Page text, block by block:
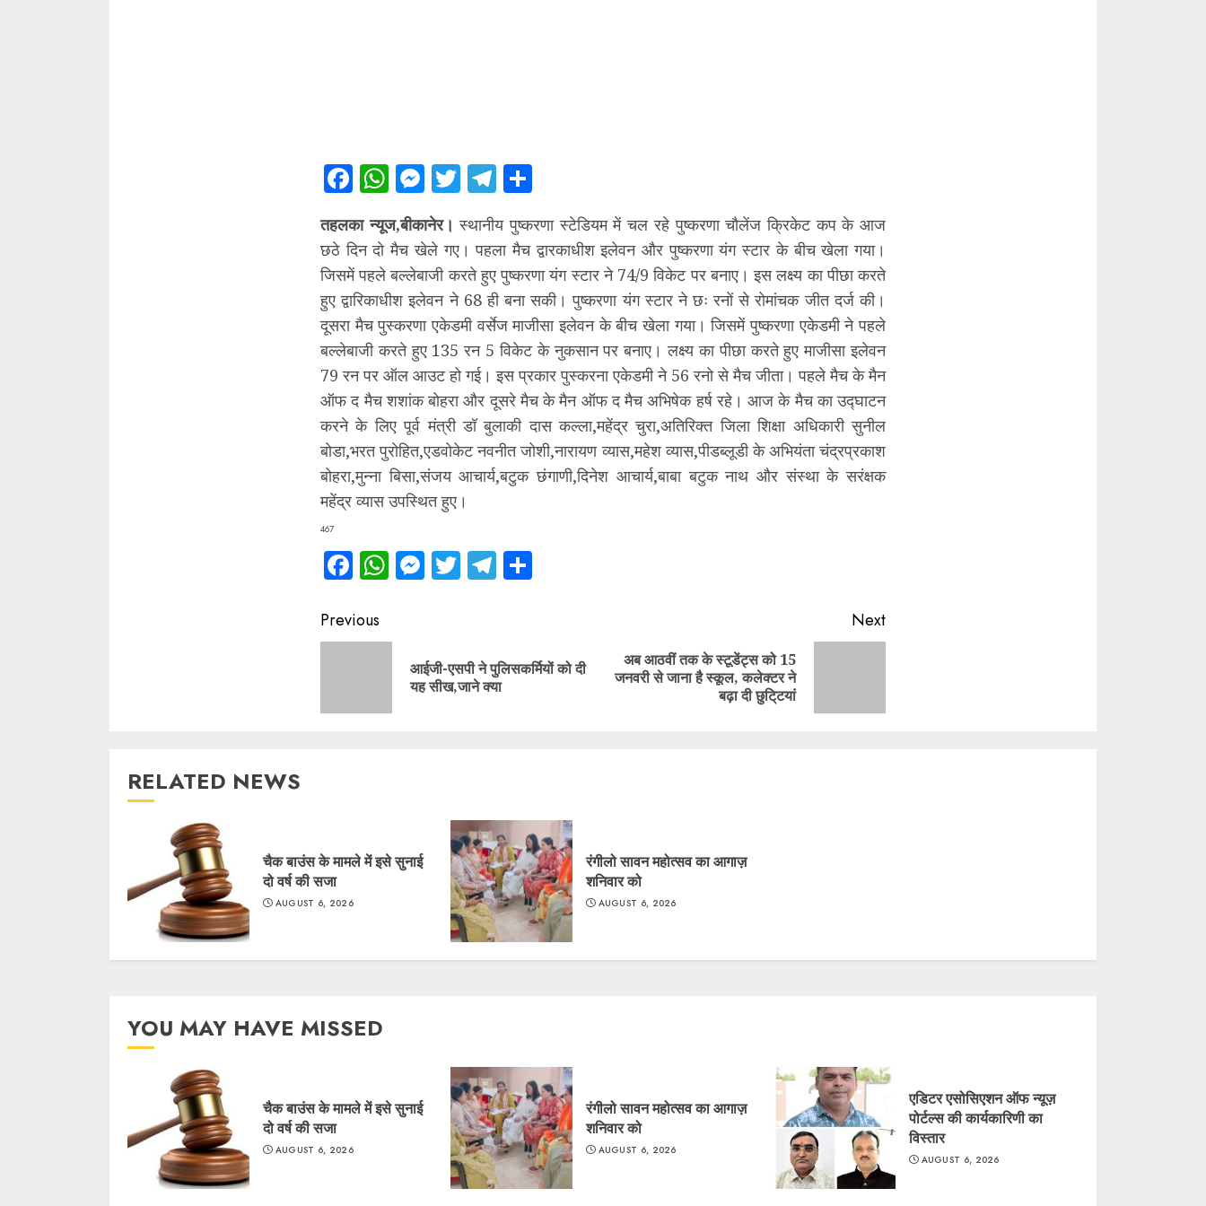
Facebook
WhatsApp
Messenger
TwitterTelegram
तहलका न्यूज,बीकानेर। स्थानीय पुष्करणा स्टेडियम में चल रहे पुष्करणा चौलेंज क्रिकेट कप के आज
छठे दिन दो मैच खेले गए। पहला मैच द्वारकाधीश इलेवन और पुष्करणा यंग स्टार के बीच खेला गया।
जिसमें पहले बल्लेबाजी करते हुए पुष्करणा यंग स्टार ने 74/9 विकेट पर बनाए। इस लक्ष्य का पीछा करते
हुए द्वारिकाधीश इलेवन ने 68 ही बना सकी। पुष्करणा यंग स्टार ने छः रनों से रोमांचक जीत दर्ज की।
दूसरा मैच पुस्करणा एकेडमी वर्सेज माजीसा इलेवन के बीच खेला गया। जिसमें पुष्करणा एकेडमी ने पहले
बल्लेबाजी करते हुए 135 रन 5 विकेट के नुकसान पर बनाए। लक्ष्य का पीछा करते हुए माजीसा इलेवन
79 रन पर ऑल आउट हो गई। इस प्रकार पुस्करना एकेडमी ने 56 रनो से मैच जीता। पहले मैच के मैन
ऑफ द मैच शशांक बोहरा और दूसरे मैच के मैन ऑफ द मैच अभिषेक हर्ष रहे। आज के मैच का उद्घाटन
करने के लिए पूर्व मंत्री डॉ बुलाकी दास कल्ला,महेंद्र चुरा,अतिरिक्त जिला शिक्षा अधिकारी सुनील
बोडा,भरत पुरोहित,एडवोकेट नवनीत जोशी,नारायण व्यास,महेश व्यास,पीडब्लूडी के अभियंता चंद्रप्रकाश
बोहरा,मुन्ना बिसा,संजय आचार्य,बटुक छंगाणी,दिनेश आचार्य,बाबा बटुक नाथ और संस्था के सरंक्षक
महेंद्र व्यास उपस्थित हुए।
467
Facebook
WhatsApp
Messenger
TwitterTelegram
Continue
Reading
Previous
Previous
आईजी-एसपी ने पुलिसकर्मियों को दी
यह सीख,जाने क्या
Next
Next
अब आठवीं तक के स्टूडेंट्स को 15
जनवरी से जाना है स्कूल, कलेक्टर ने
बढ़ा दी छुटि्टयां
RELATED NEWS
चैक बाउंस के मामले में इसे सुनाई
दो वर्ष की सजा
AUGUST 6, 2026
रंगीलो सावन महोत्सव का आगाज़
शनिवार को
AUGUST 6, 2026
YOU MAY HAVE MISSED
चैक बाउंस के मामले में इसे सुनाई
दो वर्ष की सजा
AUGUST 6, 2026
रंगीलो सावन महोत्सव का आगाज़
शनिवार को
AUGUST 6, 2026
एडिटर एसोसिएशन ऑफ न्यूज़
पोर्टल्स की कार्यकारिणी का
विस्तार
AUGUST 6, 2026